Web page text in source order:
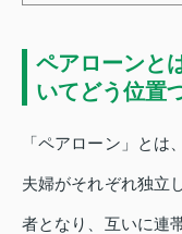
ペアローンと
いてどう位置
「ペアローン」と
夫婦がそれぞれ独立
者となり、互いに連